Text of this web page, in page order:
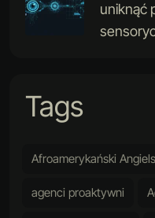
uniknąć
Tags
Afroamerykański
agenci proaktywni